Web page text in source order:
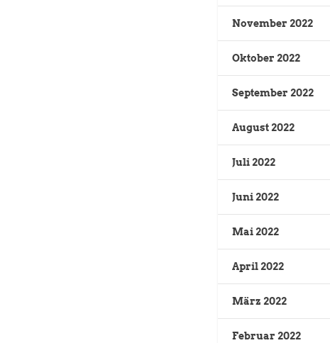
November 2022
Oktober 2022
September 2022
August 2022
Juli 2022
Juni 2022
Mai 2022
April 2022
März 2022
Februar 2022